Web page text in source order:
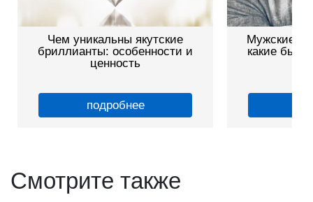
Чем уникальны якутские
бриллианты: особенности и
ценность
подробнее
Мужские
какие
Смотрите также